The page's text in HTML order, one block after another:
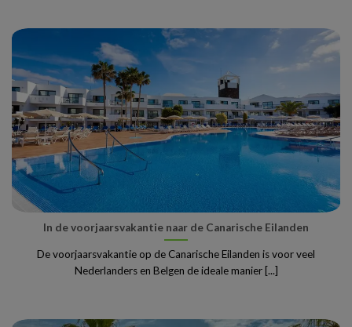
In de voorjaarsvakantie naar de Canarische Eilanden
De voorjaarsvakantie op de Canarische Eilanden is voor veel
Nederlanders en Belgen de ideale manier [...]